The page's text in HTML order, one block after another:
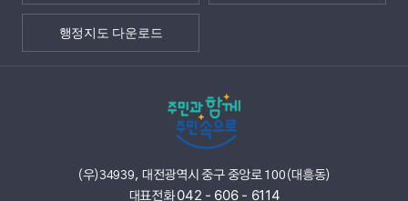
행정지도 다운로드
(우)34939, 대전광역시 중구 중앙로 100(대흥동)
대표전화042 - 606 - 6114